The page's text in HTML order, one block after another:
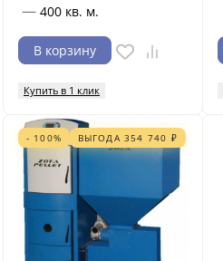
— 400 кв. м.
В корзину
Купить в 1 клик
- 100% ВЫГОДА 354 740 ₽